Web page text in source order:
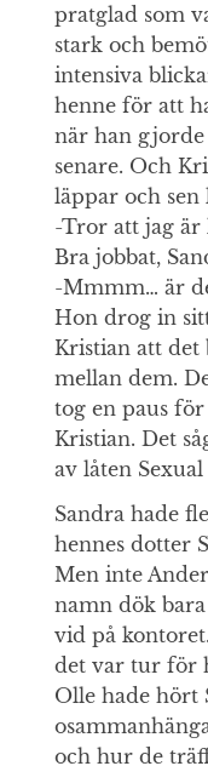
pratglad som
stark och
intensiva
henne för att
när han gjorde
senare. Och
läppar och sen
-Tror att jag är
Bra jobbat,
-Mmmm… är
Hon drog in
Kristian att det
mellan dem.
tog en paus
Kristian. Det
av låten
Sandra hade
hennes dotter
Men inte
namn dök
vid på
det var tur för
Olle hade hört
och hur de